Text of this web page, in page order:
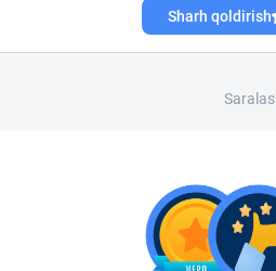
Sharh qoldirish